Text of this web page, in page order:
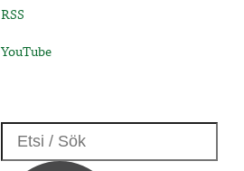
RSS
YouTube